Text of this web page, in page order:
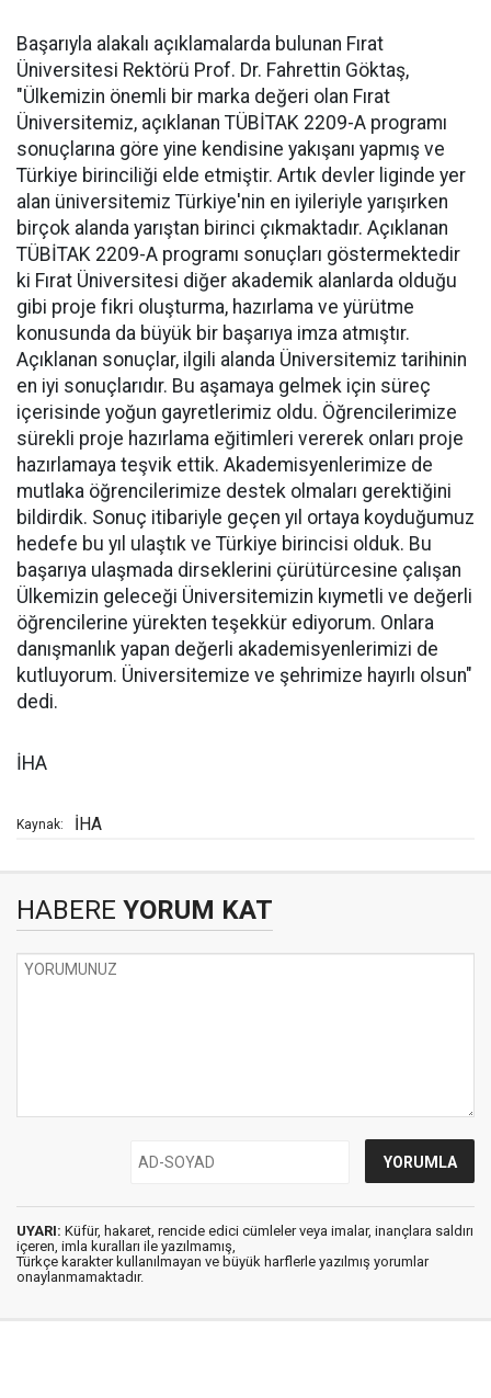
Başarıyla alakalı açıklamalarda bulunan Fırat
Üniversitesi Rektörü Prof. Dr. Fahrettin Göktaş,
"Ülkemizin önemli bir marka değeri olan Fırat
Üniversitemiz, açıklanan TÜBİTAK 2209-A programı
sonuçlarına göre yine kendisine yakışanı yapmış ve
Türkiye birinciliği elde etmiştir. Artık devler liginde yer
alan üniversitemiz Türkiye'nin en iyileriyle yarışırken
birçok alanda yarıştan birinci çıkmaktadır. Açıklanan
TÜBİTAK 2209-A programı sonuçları göstermektedir
ki Fırat Üniversitesi diğer akademik alanlarda olduğu
gibi proje fikri oluşturma, hazırlama ve yürütme
konusunda da büyük bir başarıya imza atmıştır.
Açıklanan sonuçlar, ilgili alanda Üniversitemiz tarihinin
en iyi sonuçlarıdır. Bu aşamaya gelmek için süreç
içerisinde yoğun gayretlerimiz oldu. Öğrencilerimize
sürekli proje hazırlama eğitimleri vererek onları proje
hazırlamaya teşvik ettik. Akademisyenlerimize de
mutlaka öğrencilerimize destek olmaları gerektiğini
bildirdik. Sonuç itibariyle geçen yıl ortaya koyduğumuz
hedefe bu yıl ulaştık ve Türkiye birincisi olduk. Bu
başarıya ulaşmada dirseklerini çürütürcesine çalışan
Ülkemizin geleceği Üniversitemizin kıymetli ve değerli
öğrencilerine yürekten teşekkür ediyorum. Onlara
danışmanlık yapan değerli akademisyenlerimizi de
kutluyorum. Üniversitemize ve şehrimize hayırlı olsun"
dedi.
İHA
Kaynak: İHA
HABERE YORUM KAT
UYARI: Küfür, hakaret, rencide edici cümleler veya imalar, inançlara saldırı
içeren, imla kuralları ile yazılmamış,
Türkçe karakter kullanılmayan ve büyük harflerle yazılmış yorumlar
onaylanmamaktadır.